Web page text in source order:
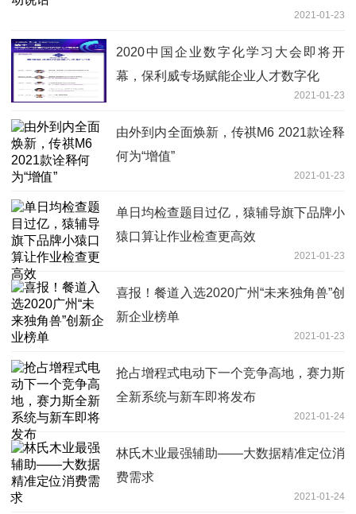
2021-01-23
2020中国企业数字化学习大会即将开
幕，保利威专场赋能企业人才数字化
2021-01-23
由外到内全面焕新，传祺M6 2021款诠释
何为“增值”
2021-01-23
单日均检查题目过亿，猿辅导旗下品牌小
猿口算让作业检查更高效
2021-01-23
喜报！餐道入选2020广州“未来独角兽”创
新企业榜单
2021-01-23
抢占增程式电动下一个竞争高地，赛力斯
全新系统与新车即将发布
2021-01-24
林氏木业最强辅助——大数据精准定位消
费需求
2021-01-24